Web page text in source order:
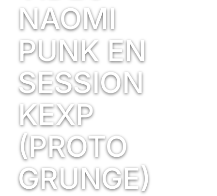
NAOMI
PUNK EN
SESSION
KEXP
(PROTO
GRUNGE)